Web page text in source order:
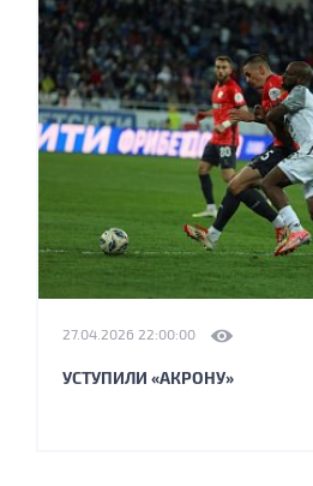
27.04.2026 22:00:00
УСТУПИЛИ «АКРОНУ»